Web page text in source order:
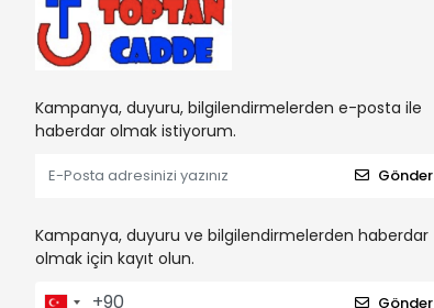
Fisher-Price
Gamze Bebek
Giochi Preziosi
Halit Can Oyuncak
HASBRO
HOT WHEELS
Karsan
Kampanya, duyuru, bilgilendirmelerden e-posta ile
haberdar olmak istiyorum.
Gönder
Kampanya, duyuru ve bilgilendirmelerden haberdar
olmak için kayıt olun.
Gönder